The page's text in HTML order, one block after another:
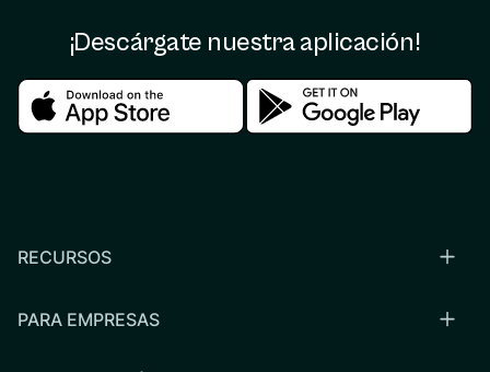
¡Descárgate nuestra aplicación!
Download in the apple storeDownload in the
RECURSOS
PARA EMPRESAS